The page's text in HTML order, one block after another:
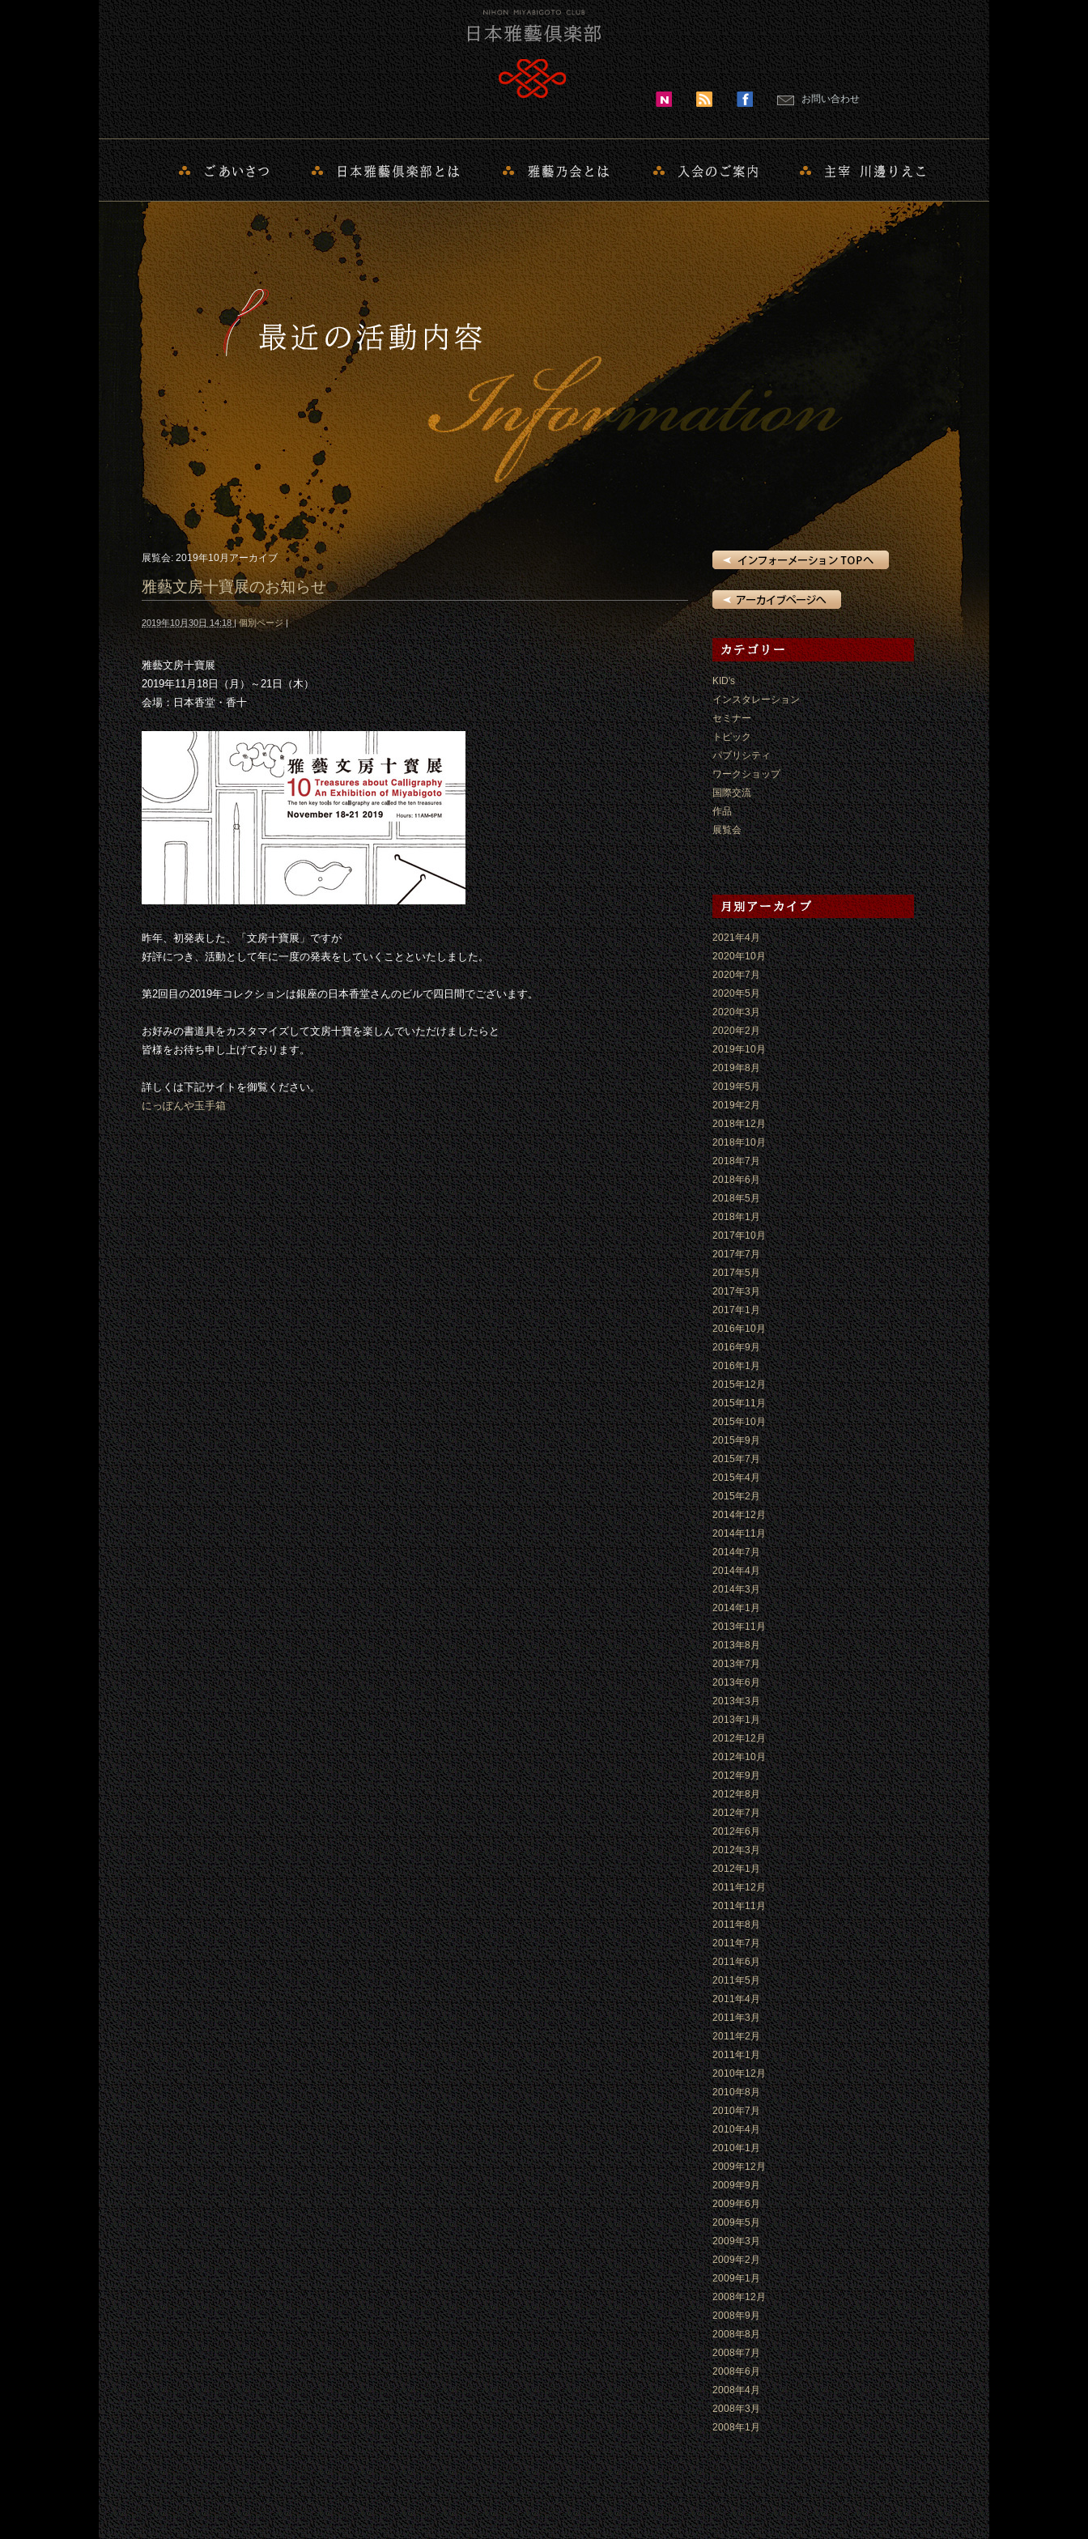
お問い合わせ
展覧会: 2019年10月アーカイブ
雅藝文房十寶展のお知らせ
2019年10月30日 14:18| 個別ページ |
雅藝文房十寶展
2019年11月18日（月）～21日（木）
会場：日本香堂・香十
昨年、初発表した、「文房十寶展」ですが
好評につき、活動として年に一度の発表をしていくことといたしました。
第2回目の2019年コレクションは銀座の日本香堂さんのビルで四日間でございます。
お好みの書道具をカスタマイズして文房十寶を楽しんでいただけましたらと
皆様をお待ち申し上げております。
詳しくは下記サイトを御覧ください。
にっぽんや玉手箱
KID's
インスタレーション
セミナー
トピック
パブリシティ
ワークショップ
国際交流
作品
展覧会
2021年4月
2020年10月
2020年7月
2020年5月
2020年3月
2020年2月
2019年10月
2019年8月
2019年5月
2019年2月
2018年12月
2018年10月
2018年7月
2018年6月
2018年5月
2018年1月
2017年10月
2017年7月
2017年5月
2017年3月
2017年1月
2016年10月
2016年9月
2016年1月
2015年12月
2015年11月
2015年10月
2015年9月
2015年7月
2015年4月
2015年2月
2014年12月
2014年11月
2014年7月
2014年4月
2014年3月
2014年1月
2013年11月
2013年8月
2013年7月
2013年6月
2013年3月
2013年1月
2012年12月
2012年10月
2012年9月
2012年8月
2012年7月
2012年6月
2012年3月
2012年1月
2011年12月
2011年11月
2011年8月
2011年7月
2011年6月
2011年5月
2011年4月
2011年3月
2011年2月
2011年1月
2010年12月
2010年8月
2010年7月
2010年4月
2010年1月
2009年12月
2009年9月
2009年6月
2009年5月
2009年3月
2009年2月
2009年1月
2008年12月
2008年9月
2008年8月
2008年7月
2008年6月
2008年4月
2008年3月
2008年1月